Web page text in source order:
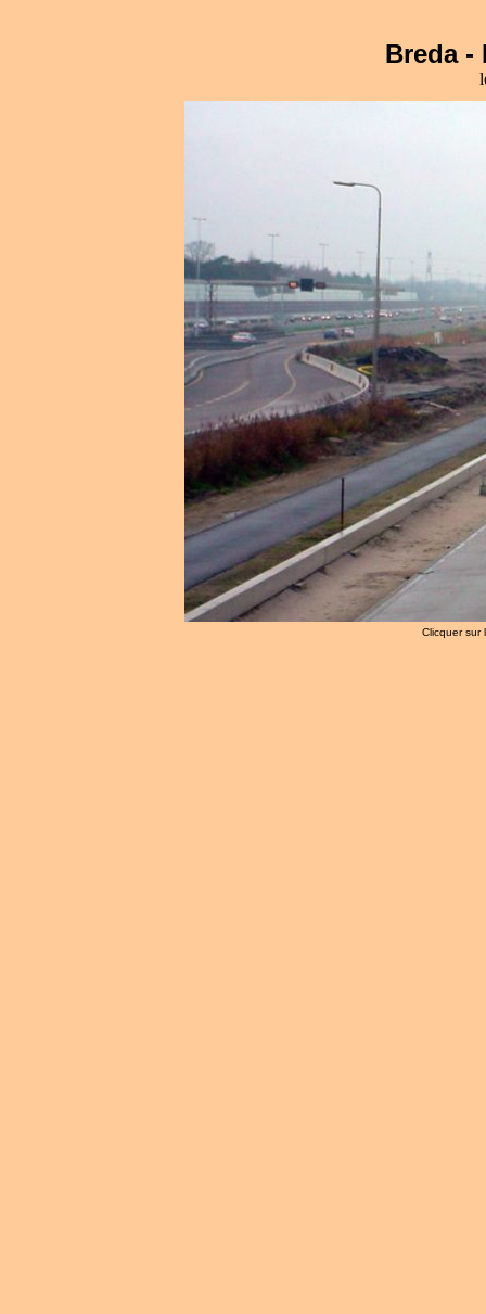
Breda -
Clicquer sur